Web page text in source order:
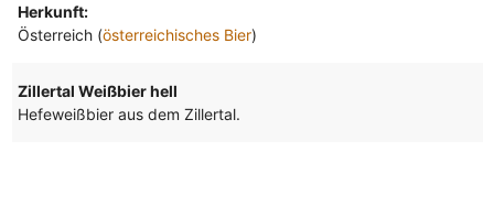
Herkunft:
Österreich (österreichisches Bier)
Zillertal Weißbier hell
Hefeweißbier aus dem Zillertal.